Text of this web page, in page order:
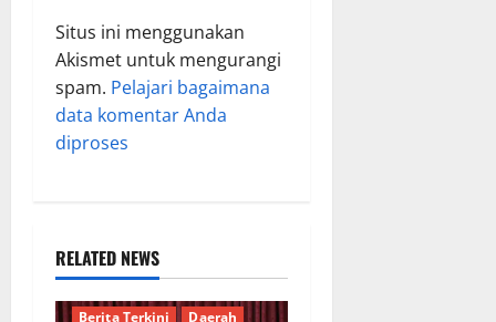
Situs ini menggunakan
Akismet untuk mengurangi
spam. Pelajari bagaimana
data komentar Anda
diproses
RELATED NEWS
Berita Terkini
Daerah